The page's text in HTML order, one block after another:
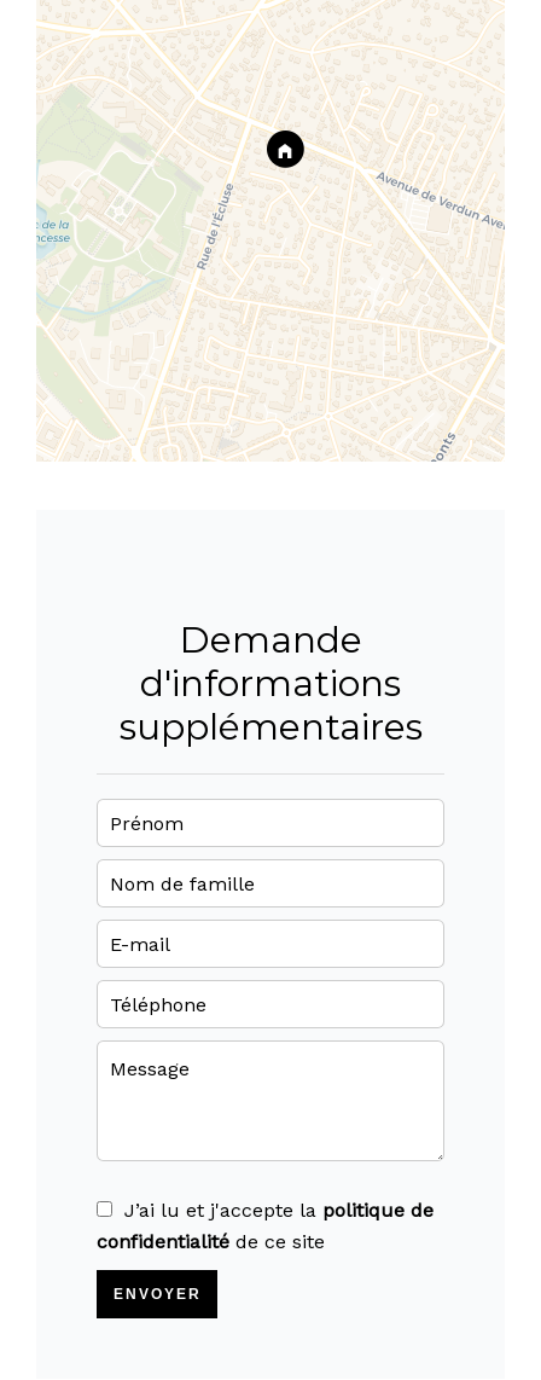
Demande
d'informations
supplémentaires
J’ai lu et j'accepte la politique de
confidentialité de ce site
ENVOYER